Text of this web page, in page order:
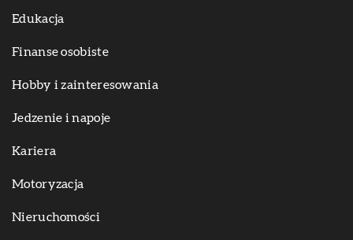
Edukacja
Finanse osobiste
Hobby i zainteresowania
Jedzenie i napoje
Kariera
Motoryzacja
Nieruchomości